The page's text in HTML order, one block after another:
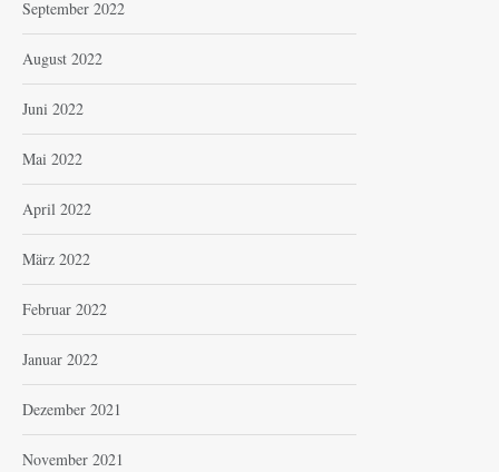
September 2022
August 2022
Juni 2022
Mai 2022
April 2022
März 2022
Februar 2022
Januar 2022
Dezember 2021
November 2021